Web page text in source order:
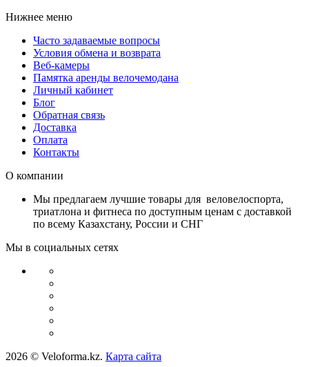
Нижнее меню
Часто задаваемые вопросы
Условия обмена и возврата
Веб-камеры
Памятка аренды велочемодана
Личный кабинет
Блог
Обратная связь
Доставка
Оплата
Контакты
О компании
Мы предлагаем лучшие товары для веловелоспорта,
триатлона и фитнеса по доступным ценам с доставкой
по всему Казахстану, России и СНГ
Мы в социальных сетях
2026 © Veloforma.kz. Карта сайта